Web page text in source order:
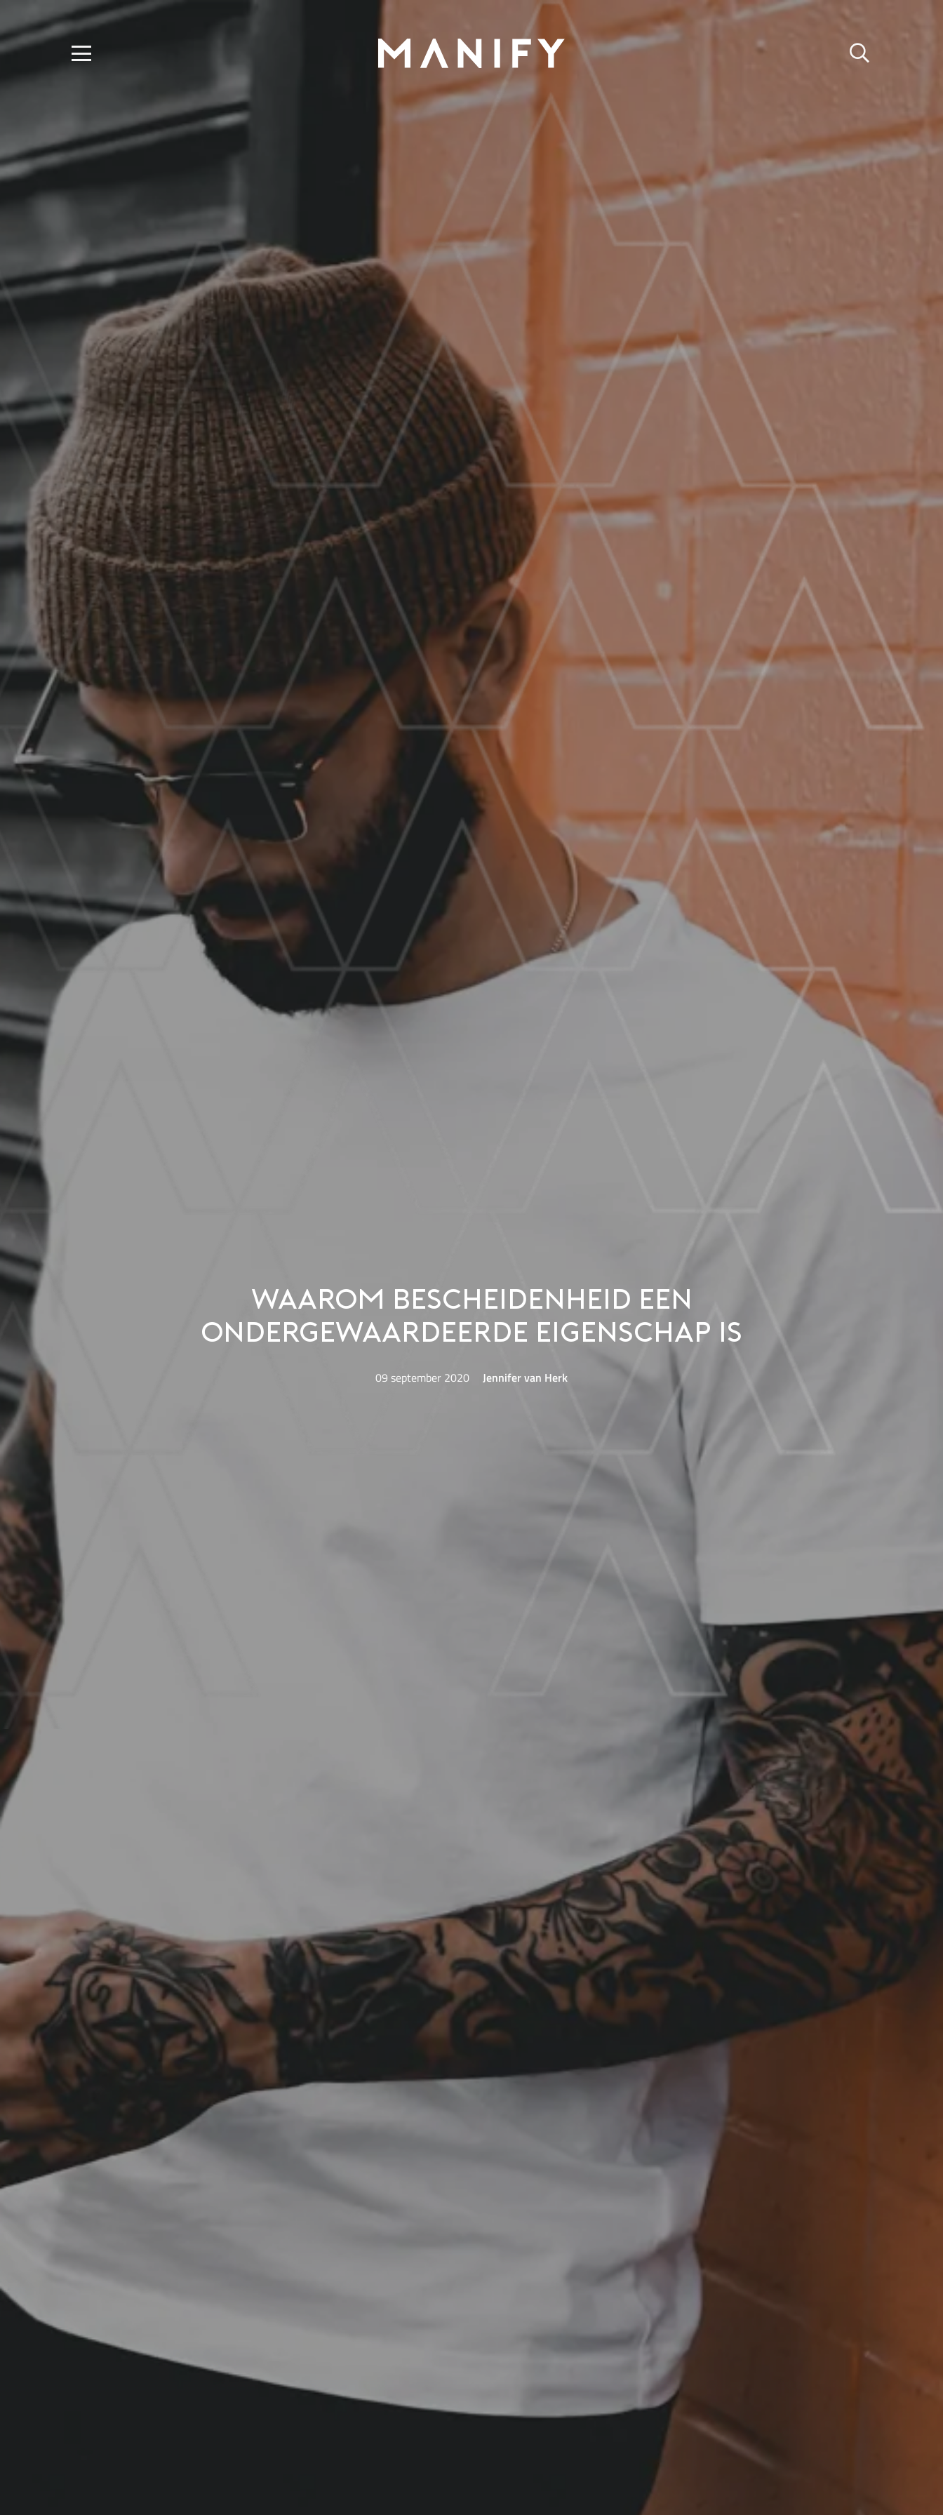
Waarom bescheidenheid een
ondergewaardeerde eigenschap is
09 september 2020 Jennifer van Herk